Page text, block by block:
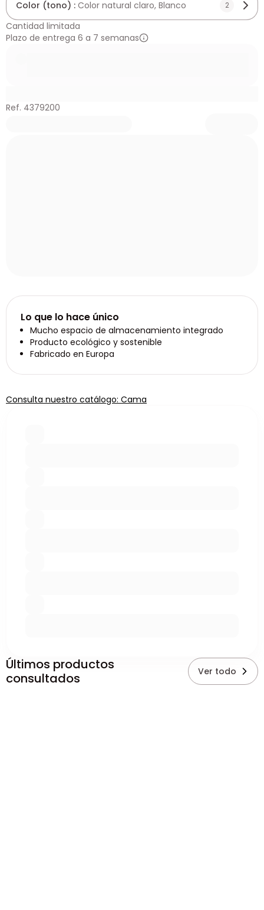
Color (tono) : Color natural claro, Blanco 2
Cantidad limitada
Plazo de entrega 6 a 7 semanas
Ref. 4379200
Lo que lo hace único
Mucho espacio de almacenamiento integrado
Producto ecológico y sostenible
Fabricado en Europa
Consulta nuestro catálogo: Cama
Últimos productos
consultados
Ver todo